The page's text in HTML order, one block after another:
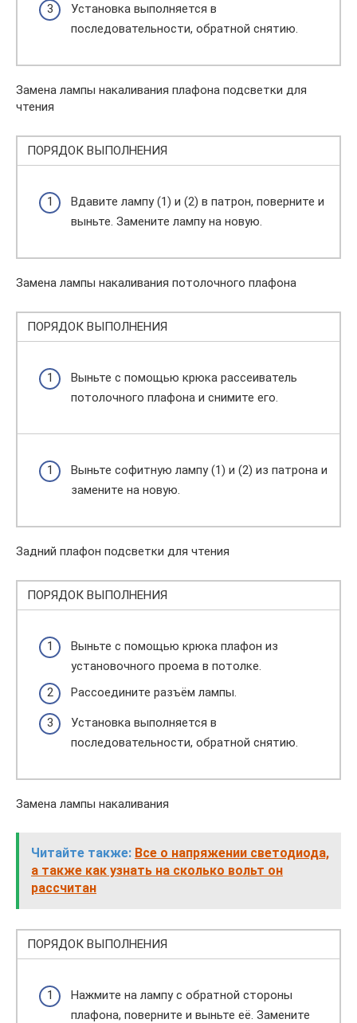
Установка выполняется в
последовательности, обратной снятию.
Замена лампы накаливания плафона подсветки для
чтения
ПОРЯДОК ВЫПОЛНЕНИЯ
Вдавите лампу (1) и (2) в патрон, поверните и
выньте. Замените лампу на новую.
Замена лампы накаливания потолочного плафона
ПОРЯДОК ВЫПОЛНЕНИЯ
Выньте с помощью крюка рассеиватель
потолочного плафона и снимите его.
Выньте софитную лампу (1) и (2) из патрона и
замените на новую.
Задний плафон подсветки для чтения
ПОРЯДОК ВЫПОЛНЕНИЯ
Выньте с помощью крюка плафон из
установочного проема в потолке.
Рассоедините разъём лампы.
Установка выполняется в
последовательности, обратной снятию.
Замена лампы накаливания
Читайте также: Все о напряжении светодиода,
а также как узнать на сколько вольт он
рассчитан
ПОРЯДОК ВЫПОЛНЕНИЯ
Нажмите на лампу с обратной стороны
плафона, поверните и выньте её. Замените